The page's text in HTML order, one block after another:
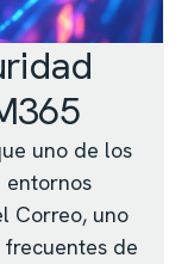
uno de los
entornos
Correo, uno
de